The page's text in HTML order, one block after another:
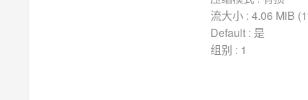
流大小 : 4.06 MiB
Default : 是
组别 : 1